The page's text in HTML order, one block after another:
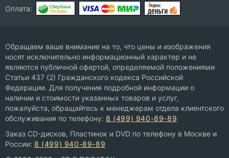
Оплата:
Обращаем ваше внимание на то, что цены и изображения
носят исключительно информационный характер и не
являются публичной офертой, определяемой положениями
Статьи 437 (2) Гражданского кодекса Российской
Федерации. Для получения подробной информации о
наличии и стоимости указанных товаров и услуг,
пожалуйста, обращайтесь к менеджерам отдела клиентского
обслуживания по телефону: 8 (499) 940-89-89
Заказ CD-дисков, Пластинок и DVD по телефону в Москве и
России: 8 (499) 940-89-89